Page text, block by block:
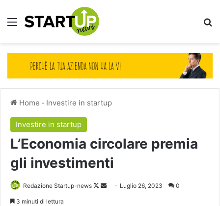
Menu
Home - Investire in startup
Investire in startup
L’Economia circolare premia
gli investimenti
Redazione Startup-news
Follow
Invia Luglio 26, 2023 0
3 minuti di lettura